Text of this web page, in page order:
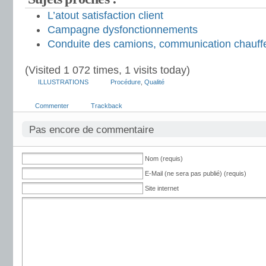
L’atout satisfaction client
Campagne dysfonctionnements
Conduite des camions, communication
(Visited 1 072 times, 1 visits today)
ILLUSTRATIONS Procédure Qualité
Commenter Trackback
Pas encore de commentaire
Nom (requis)
E-Mail (ne sera pas publié) (requis)
Site internet